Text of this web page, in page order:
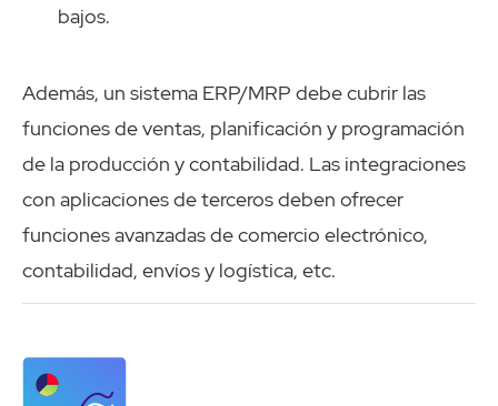
bajos.
Además, un sistema ERP/MRP debe cubrir las
funciones de ventas, planificación y programación
de la producción y contabilidad. Las integraciones
con aplicaciones de terceros deben ofrecer
funciones avanzadas de comercio electrónico,
contabilidad, envíos y logística, etc.